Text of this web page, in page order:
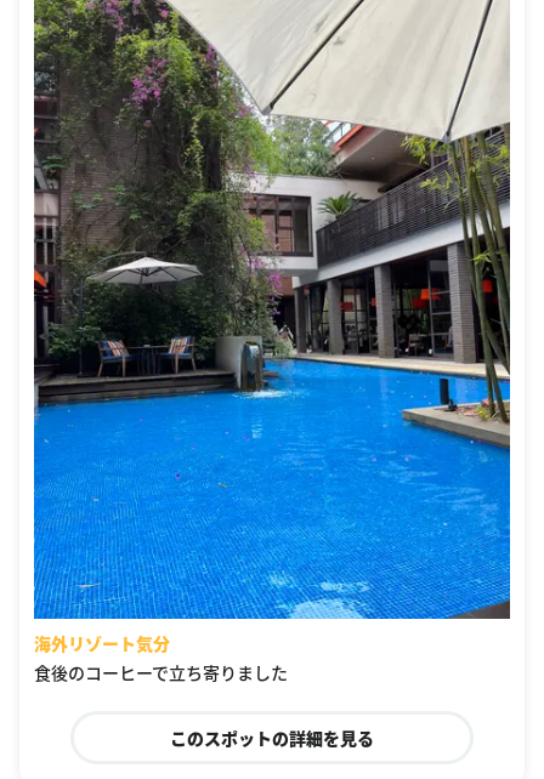
海外リゾート気分
食後のコーヒーで立ち寄りました
このスポットの詳細を見る